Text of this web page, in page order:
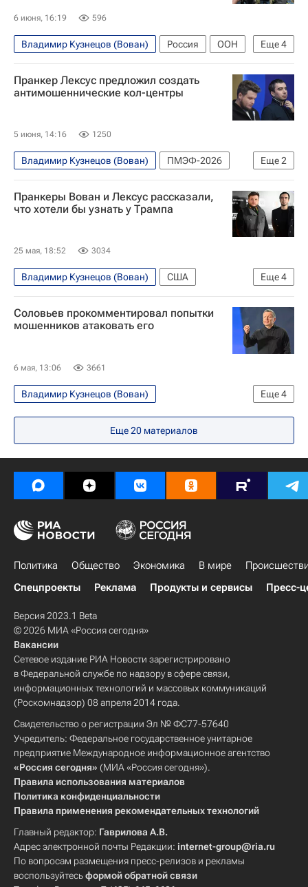
6 июня, 16:19 596
Еще4
Владимир Кузнецов (Вован) Россия
ООН
Старобельск
Москва
Вооруженные силы Украины
В мире
Пранкер Лексус предложил создать
антимошеннические кол-центры
5 июня, 14:16 1250
Еще2
Владимир Кузнецов (Вован)
ПМЭФ-2026
ПМЭФ
Алексей Столяров (Лексус)
Пранкеры Вован и Лексус рассказали,
что хотели бы узнать у Трампа
25 мая, 18:52 3034
Еще4
Владимир Кузнецов (Вован)
США
Франция
Турция
Алексей Столяров (Лексус)
Дональд Трамп
Соловьев прокомментировал попытки
мошенников атаковать его
6 мая, 13:06 3661
Еще4
Владимир Кузнецов (Вован)
Владимир Соловьев (телеведущий)
Алексей Столяров (Лексус)
Вооруженные силы Украины
Общество
Еще20 материалов
Политика Общество Экономика В мире
Спецпроекты
Реклама Продукты и сервисы Пресс-
Версия 2023.1 Beta
© 2026 МИА «Россия сегодня»
Вакансии
Сетевое издание РИА Новости зарегистрировано
в Федеральной службе по надзору в сфере связи,
информационных технологий и массовых коммуникаций
(Роскомнадзор) 08 апреля 2014 года.
Свидетельство о регистрации Эл № ФС77-57640
Учредитель: Федеральное государственное унитарное
предприятие Международное информационное агентство
«Россия сегодня» (МИА «Россия сегодня»).
Правила использования материалов
Политика конфиденциальности
Правила применения рекомендательных технологий
Главный редактор: Гаврилова А.В.
Адрес электронной почты Редакции: internet-group@ria.ru
По вопросам размещения пресс-релизов и рекламы
воспользуйтесьформой обратной связи